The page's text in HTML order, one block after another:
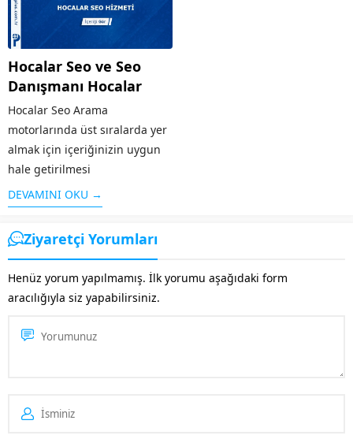
göstereceğiniz alan dikkate
alınarak, içeriklerin uygun bir
şekilde ziyaretçiler tarafından
görüntülenmesi
için Cubuk web...
Hocalar Seo ve Seo
Danışmanı Hocalar
Hocalar Seo Arama
motorlarında üst sıralarda yer
almak için içeriğinizin uygun
hale getirilmesi
çalışması SEO olarak
adlandırılır. Arama
motorlarının sitenizi iyi bir
şekilde taraması ve aranılan
çabuk ulaşması için Hocalar
SEO desteği almanız oldukça
önemlidir. Bu...
DEVAMINI OKU →
Ziyaretçi Yorumları
Henüz yorum yapılmamış. İlk yorumu aşağıdaki form
aracılığıyla siz yapabilirsiniz.